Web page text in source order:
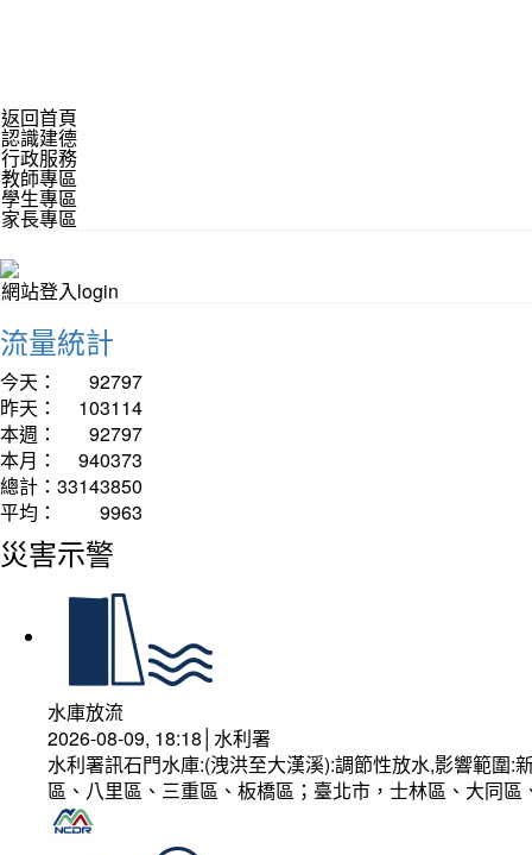
返回首頁
認識建德
行政服務
教師專區
學生專區
家長專區
網站登入login
流量統計
今天：
92797
昨天：
103114
本週：
92797
本月：
940373
總計： 33143850
平均：
9963
災害示警
水庫放流
2026-08-09, 18:18│水利署
水利署訊石門水庫:(洩洪至大漢溪):調節性放水,影響範圍
區、八里區、三重區、板橋區；臺北市，士林區、大同